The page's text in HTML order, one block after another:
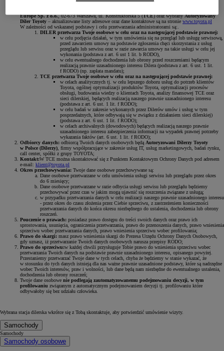
Europe Sp. z o.o., 02-673 Warszawa, ul. Konstruktorska 5 (TCE) oraz wybranyAutoryzowany
Diler Toyoty – aktualizowane listy adresowe oraz dane kontaktowe są na stronie www.toyota.pl
W zależności od wskazanej podstawy i celu przetwarzania administratorami są:.
DILER przetwarza Twoje osobowe w celu oraz na następującej podstawie prawnej:
w celu podjęcia działań, w tym umówienia się na przegląd lub usługę serwisową,
przed zawarciem umowy na podstawie zgłoszenia chęci skorzystania z usług
przeglądu lub serwisu oraz w razie zawarcia umowy na takie usługi w celu jej
wykonania (podstawa z art. 6 ust 1 lit. b RODO),
w celu ewentualnego dochodzenia lub obrony przed roszczeniami będącym
realizacją prawnie uzasadnionego interesu Dilera (podstawa z art. 6 ust. 1 lit.
f RODO) (np. zapłata mandatu);
TCE przetwarza Twoje osobowe w celu oraz na następującej podstawie prawnej:
w celach analitycznych tj. w celu lepszego doboru usług do potrzeb klientów
Toyota, ogólnej optymalizacji produktów Toyota, optymalizacji procesów
obsługi, budowania wiedzy o klientach Toyota, analizy finansowej TCE oraz
sieci dilerskiej, będących realizacją naszego prawnie uzasadnionego interesu
(podstawa z art. 6 ust. 1 lit. f RODO);
w celu badań w zakresie wykonanych przez Dilerów umów i usług w tym
posprzedażnych, które odbywają się w związku z działaniem sieci dilerskiej)
(podstawa z art. 6 ust. 1 lit. f RODO);
w celach archiwalnych (dowodowych) będących realizacją naszego prawnie
uzasadnionego interesu zabezpieczenia informacji na wypadek prawnej potrzeby
wykazania faktów (art. 6 ust. 1 lit. f RODO);
Odbiorcy danych: odbiorcą Twoich danych osobowych będą Autoryzowani Dilerzy Toyoty
w Polsce (Dilerzy) , firmy współpracujące w zakresie usług IT, usług marketingowych, badań rynku,
call center, spółki z grupy TOYOTA;
Kontakt:W TCE można skontaktować się z Punktem Kontaktowym Ochrony Danych pod adresem
e-mail: klient@toyota.pl
Okres przechowywania: Twoje dane osobowe przechowywane są:
Dane osobowe przetwarzane w celu umówienia usługi serwisu lub przeglądu przez okres
do 6 miesięcy;
Dane osobowe przetwarzane w razie odbycia usługi serwisu lub przeglądu będziemy
przechowywać przez czas w jakim mogą ujawnić się roszczenia związane z usługą;
w przypadku przetwarzania danych w celu realizacji naszego prawnie uzasadnionego interesu
- przez okres do czasu złożenia przez Ciebie sprzeciwu, z zastrzeżeniem konieczności
przetwarzania danych do końca okresu niezbędnego do ustalenia, dochodzenia lub obrony
roszczeń.
Pouczenie o prawach: posiadasz prawo dostępu do treści swoich danych oraz prawo ich
sprostowania, usunięcia, ograniczenia przetwarzania, prawo do przenoszenia danych, prawo wniesienia
sprzeciwu wobec przetwarzania danych, prawo wniesienia sprzeciwu wobec profilowania;
Prawo do skargi: masz prawo wniesienia skargi do Prezesa Urzędu Ochrony Danych Osobowych,
gdy uznasz, iż przetwarzanie Twoich danych osobowych narusza przepisy RODO;
Prawo do sprzeciwu:w każdej chwili przysługuje Tobie prawo do wniesienia sprzeciwu wobec
przetwarzania Twoich danych na podstawie prawnie uzasadnionego interesu, opisanego powyżej.
Przestaniemy przetwarzać Twoje dane w tych celach, chyba że będziemy w stanie wykazać, że
w stosunku do tych danych istnieją dla nas ważne prawnie uzasadnione podstawy, które są nadrzędne
wobec Twoich interesów, praw i wolności, lub dane będą nam niezbędne do ewentualnego ustalenia,
dochodzenia lub obrony roszczeń;
Twoje dane osobowe nie podlegają zautomatyzowanemu podejmowaniu decyzji, w tym
profilowaniu związanym z automatycznym podejmowaniem decyzji tj. profilowaniu które
odbywałoby się bez udziału człowieka.
Wybrana stacja dilerska wkrótce się z Tobą skontaktuje, aby potwierdzić umówienie wizyty.
Samochody
Samochody
Samochody osobowe